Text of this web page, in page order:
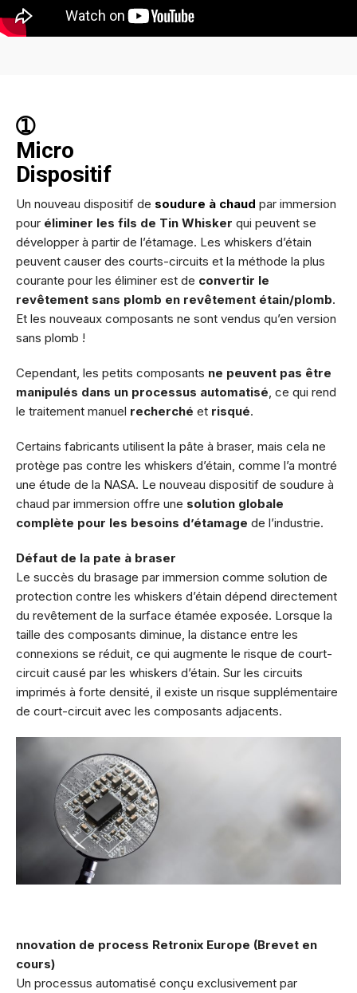
➀
Micro
Dispositif
Un nouveau dispositif de soudure à chaud par immersion
pour éliminer les fils de Tin Whisker qui peuvent se
développer à partir de l’étamage. Les whiskers d’étain
peuvent causer des courts-circuits et la méthode la plus
courante pour les éliminer est de convertir le
revêtement sans plomb en revêtement étain/plomb.
Et les nouveaux composants ne sont vendus qu’en version
sans plomb !
Cependant, les petits composants ne peuvent pas être
manipulés dans un processus automatisé, ce qui rend
le traitement manuel recherché et risqué.
Certains fabricants utilisent la pâte à braser, mais cela ne
protège pas contre les whiskers d’étain, comme l’a montré
une étude de la NASA. Le nouveau dispositif de soudure à
chaud par immersion offre une solution globale
complète pour les besoins d’étamage de l’industrie.
Défaut de la pate à braser
Le succès du brasage par immersion comme solution de
protection contre les whiskers d’étain dépend directement
du revêtement de la surface étamée exposée. Lorsque la
taille des composants diminue, la distance entre les
connexions se réduit, ce qui augmente le risque de court-
circuit causé par les whiskers d’étain. Sur les circuits
imprimés à forte densité, il existe un risque supplémentaire
de court-circuit avec les composants adjacents.
nnovation de process Retronix Europe (Brevet en
cours)
Un processus automatisé conçu exclusivement par